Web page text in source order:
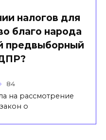
налогов для
благо народа
предвыборный
84
на рассмотрение
о